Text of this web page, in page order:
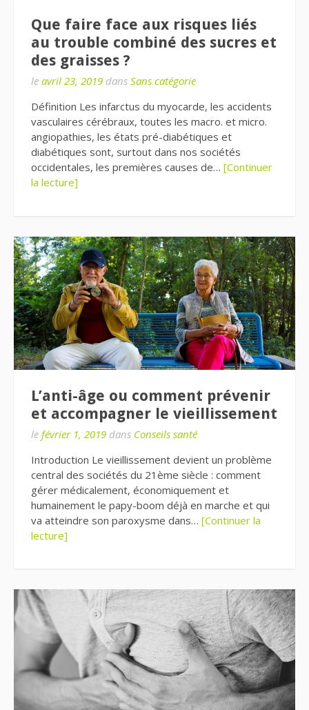
Que faire face aux risques liés
au trouble combiné des sucres et
des graisses ?
le avril 23, 2019 dans Sans catégorie
Définition Les infarctus du myocarde, les accidents
vasculaires cérébraux, toutes les macro. et micro.
angiopathies, les états pré-diabétiques et
diabétiques sont, surtout dans nos sociétés
occidentales, les premières causes de… [Continuer
la lecture]
L’anti-âge ou comment prévenir
et accompagner le vieillissement
le février 1, 2019 dans Conseils santé
Introduction Le vieillissement devient un problème
central des sociétés du 21ème siècle : comment
gérer médicalement, économiquement et
humainement le papy-boom déjà en marche et qui
va atteindre son paroxysme dans… [Continuer la
lecture]